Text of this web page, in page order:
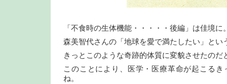
「不食時の生体機能・・・・・後編」は佳境に
森美智代さんの「地球を愛で満たしたい」とい
きっとこのような奇跡的体質に変貌させたのだ
このことにより、医学・医療革命が起こる
ね。